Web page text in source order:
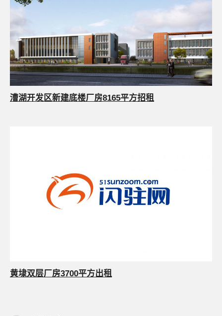
漕湖开发区新建底楼厂房8165平方招租
黄埭双层厂房3700平方出租